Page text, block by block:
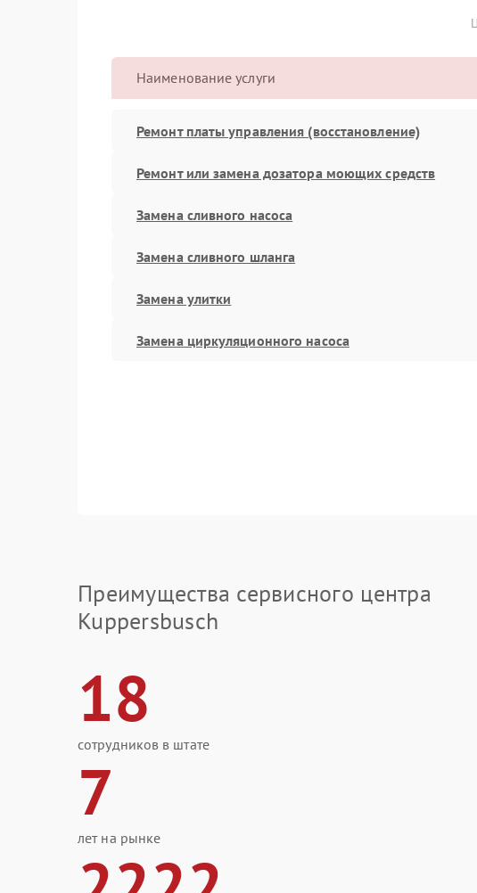
Наименование услуги
Ремонт платы управления (восстановление)
Ремонт или замена дозатора моющих средств
Замена сливного насоса
Замена сливного шланга
Замена улитки
Замена циркуляционного насоса
Преимущества сервисного центра
Kuppersbusch
18
сотрудников в штате
7
лет на рынке